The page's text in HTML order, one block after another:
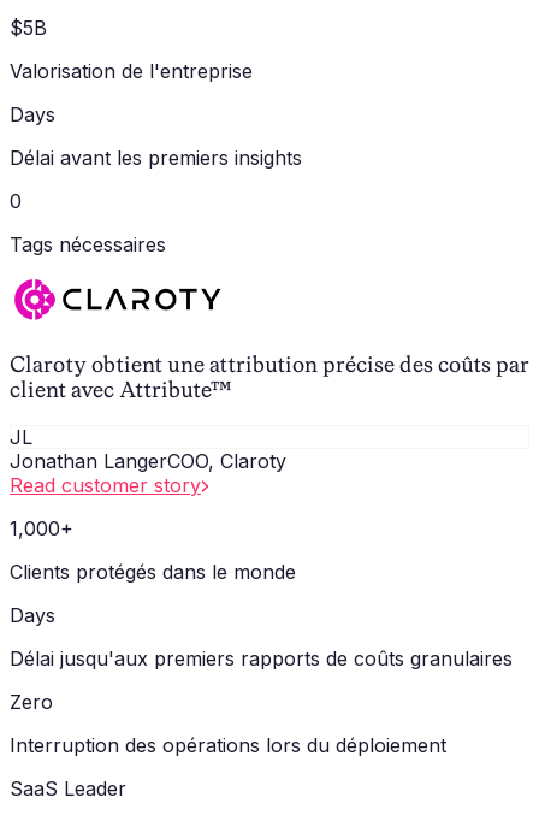
$5B
Valorisation de l'entreprise
Days
Délai avant les premiers insights
0
Tags nécessaires
Claroty obtient une attribution précise des coûts par
client avec Attribute™
JL
Jonathan LangerCOO, Claroty
Read customer story
1,000+
Clients protégés dans le monde
Days
Délai jusqu'aux premiers rapports de coûts granulaires
Zero
Interruption des opérations lors du déploiement
SaaS Leader